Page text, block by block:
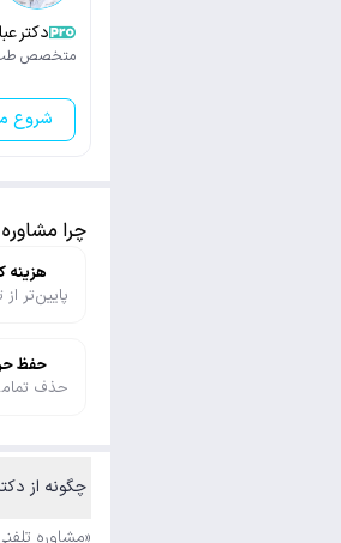
دکتر
متخصص طب
شروع
چرا
هزینه
پایین‌تر
حفظ
حذف
چگونه از دکتر جمشید شایانفر
«مشاوره